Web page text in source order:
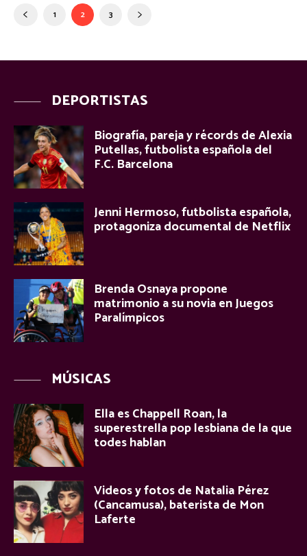
1 2 3
DEPORTISTAS
Biografía, pareja y récords de Alexia
Putellas, futbolista española del
F.C. Barcelona
Jenni Hermoso, futbolista española,
protagoniza documental de Netflix
Brenda Osnaya propone
matrimonio a su novia en Juegos
Paralímpicos
MÚSICAS
Ella es Chappell Roan, la
superestrella pop lesbiana de la que
todes hablan
Videos y fotos de Natalia Pérez
(Cancamusa), baterista de Mon
Laferte